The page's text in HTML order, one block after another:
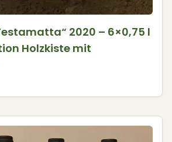
2020 – 6×0,75 l
Holzkiste mit